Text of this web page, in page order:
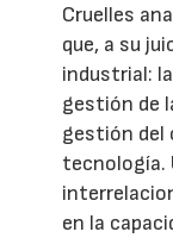
Cruelles
que, a su
industrial:
gestión de
gestión del
tecnología.
en la